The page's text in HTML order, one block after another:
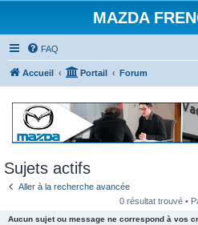
MAZDA
FAQ
Accueil Portail Forum
Sujets actifs
Aller à la recherche avancée
0 résultat trouvé •
Aucun sujet ou message ne correspond à vos